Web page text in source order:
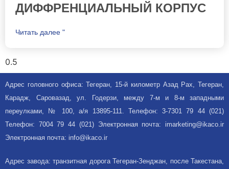
ДИФФРЕНЦИАЛЬНЫЙ КОРПУС
Читать далее "
Адрес головного офиса: Тегеран, 15-й километр Азад Рах, Тегеран,
Карадж, Саровазад, ул. Годерзи, между 7-м и 8-м западными
переулками, № 100, а/я 13895-111. Телефон: 3-7301 79 44 (021)
Телефон: 7004 79 44 (021) Электронная почта: imarketing@ikaco.ir
Электронная почта: info@ikaco.ir
Адрес завода: транзитная дорога Тегеран-Зенджан, после Такестана,